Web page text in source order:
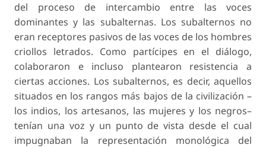
del proceso de intercambio entre las voces
dominantes y las subalternas. Los subalternos no
eran receptores pasivos de las voces de los hombres
criollos letrados. Como partícipes en el diálogo,
colaboraron e incluso plantearon resistencia a
ciertas acciones. Los subalternos, es decir, aquellos
situados en los rangos más bajos de la civilización –
los indios, los artesanos, las mujeres y los negros–
tenían una voz y un punto de vista desde el cual
impugnaban la representación monológica del